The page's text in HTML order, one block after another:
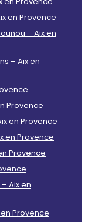
en Provence
– Aix en
– Aix en
Provence
en Provence
en Provence
Provence
Aix en
Provence